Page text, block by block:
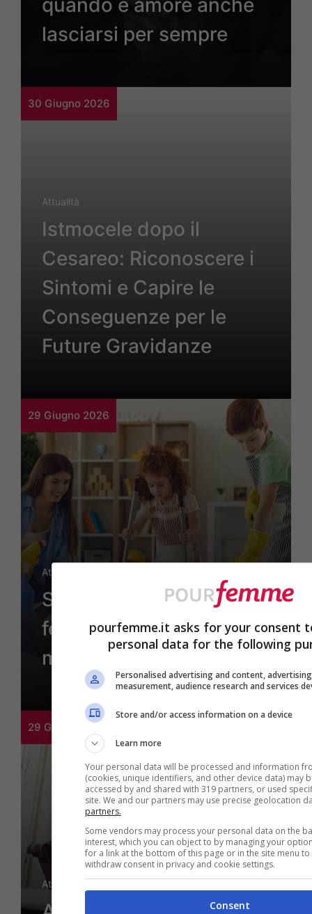
quando è amore anche
lasciarsi per sempre
30 Giugno 2026
Attualità
Istmocele dopo il
Cesareo: Riconoscere i
Sintomi e Capire le
Conseguenze per le
Future Gravidanze
29 Giugno 2026
Attualità
Stanzetta pulita bimbi
felici, facci caso cara
mamma
29 Giugno 2026
Attualità
pourfemme.it asks for your consent
personal data for the following
Personalised advertising and content,
measurement, audience research and services
Store and/or access information on a device
Learn more
Your personal data will be processed and information
(cookies, unique identifiers, and other device data) may
accessed by and shared with 319 partners, or used
site. We and our partners may use precise geolocation
partners.
Some vendors may process your personal data on the
interest, which you can object to by managing your
for a link at the bottom of this page or in the site menu
withdraw consent in privacy and cookie settings.
Consent